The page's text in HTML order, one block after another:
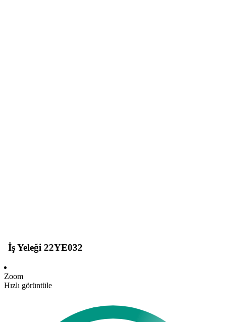
İş Yeleği 22YE032
Zoom
Hızlı görüntüle